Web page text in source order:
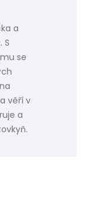
a
S
se
věří v
a